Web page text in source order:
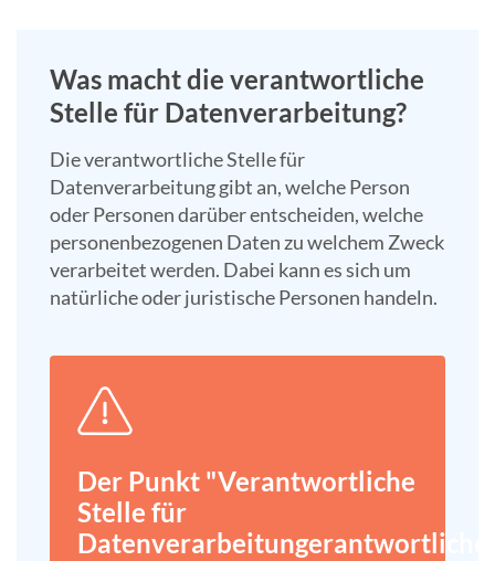
Was macht die verantwortliche
Stelle für Datenverarbeitung?
Die verantwortliche Stelle für
Datenverarbeitung gibt an, welche Person
oder Personen darüber entscheiden, welche
personenbezogenen Daten zu welchem Zweck
verarbeitet werden. Dabei kann es sich um
natürliche oder juristische Personen handeln.
Der Punkt "Verantwortliche
Stelle für
Datenverarbeitungerantwortliche